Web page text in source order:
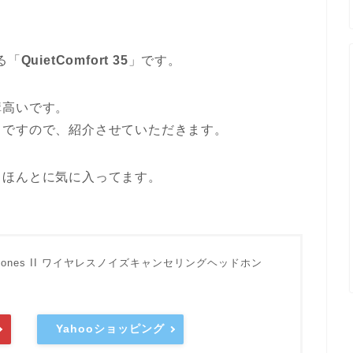
「 QuietComfort 35 」です。
いです。
すので、紹介させていただきます。
んとに気に入ってます。
II ワイヤレスノイズキャンセリングヘッドホン
Yahooショッピング